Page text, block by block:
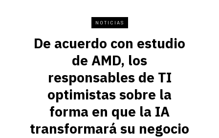
NOTICIAS
De acuerdo con estudio
de AMD, los
responsables de TI
optimistas sobre la
forma en que la IA
transformará su negocio